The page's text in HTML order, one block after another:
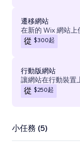
遷移網站
在新的 Wix 網站上
從 $300起
行動版網站
讓網站在行動裝置
從 $250起
小任務 (5)